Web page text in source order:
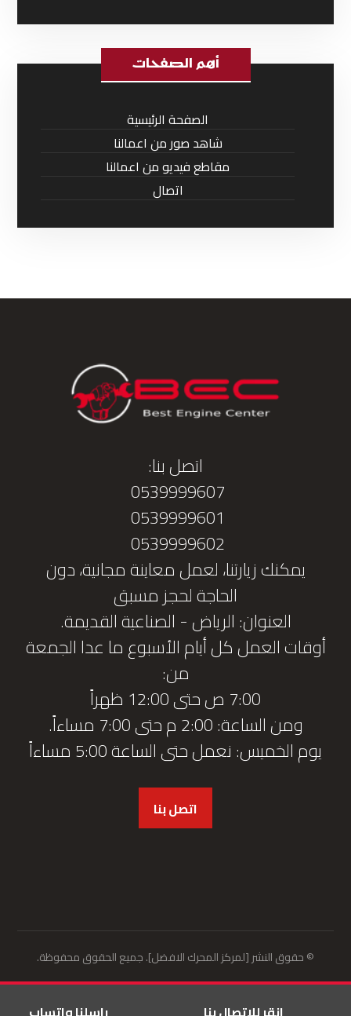
أهم الصفحات
الصفحة الرئيسية
شاهد صور من اعمالنا
مقاطع فيديو من اعمالنا
اتصال
اتصل بنا:
0539999607
0539999601
0539999602
يمكنك زيارتنا، لعمل معاينة مجانية، دون
الحاجة لحجز مسبق
العنوان: الرياض - الصناعية القديمة.
أوقات العمل كل أيام الأسبوع ما عدا الجمعة
من:
7:00 ص حتى 12:00 ظهراً
ومن الساعة: 2:00 م حتى 7:00 مساءاً.
يوم الخميس: نعمل حتى الساعة 5:00 مساءاً
اتصل بنا
© حقوق النشر [لمركز المحرك الافضل]. جميع الحقوق محفوظة.